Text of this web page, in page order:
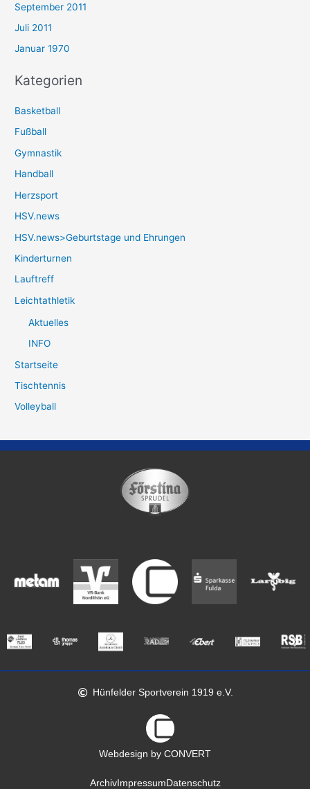
September 2011
Juli 2011
Januar 1970
Kategorien
Basketball
Fußball
Gymnastik
Handball
Herzsport
HSV.news
HSV.news>Geburtstage und Ehrungen
Kinderturnen
Lauftreff
Leichtathletik
Aktuelles
INFO
Startseite
Tischtennis
Volleyball
Hünfelder Sportverein 1919 e.V.
Webdesign by CONVERT
ArchivImpressumDatenschutz